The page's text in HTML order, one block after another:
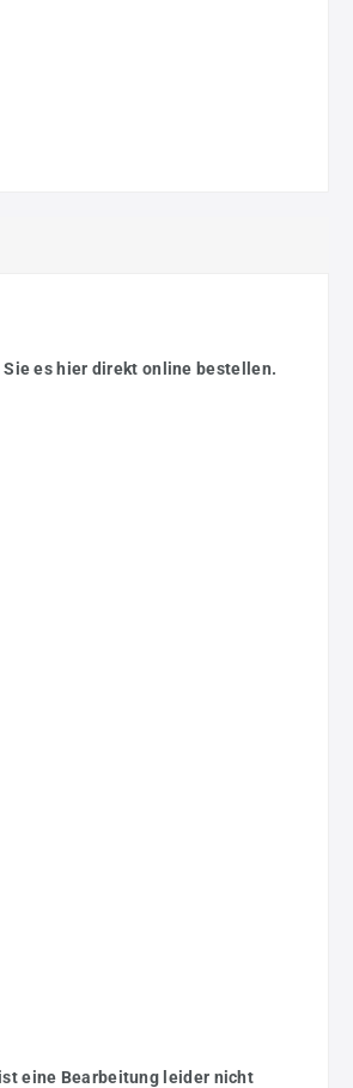
es hier direkt online bestellen.
eine Bearbeitung leider nicht